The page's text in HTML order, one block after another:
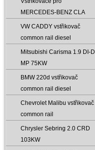
MERCEDES-BENZ CLA
VW CADDY vstřikovač
common rail diesel
Mitsubishi Carisma 1.9 DI-D
MP 75KW
BMW 220d vstřikovač
common rail diesel
Chevrolet Malibu vstřikovač
common rail
Chrysler Sebring 2.0 CRD
103KW